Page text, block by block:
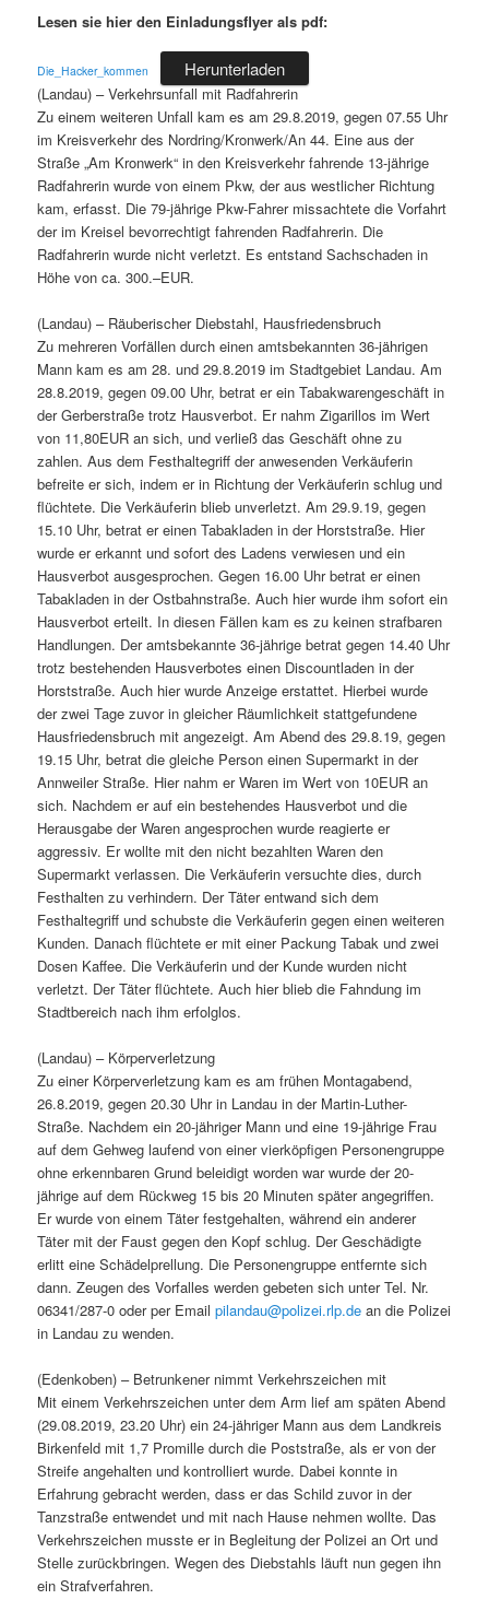
Lesen sie hier den Einladungsflyer als pdf:
Die_Hacker_kommen Herunterladen
(Landau) – Verkehrsunfall mit Radfahrerin
Zu einem weiteren Unfall kam es am 29.8.2019, gegen 07.55 Uhr
im Kreisverkehr des Nordring/Kronwerk/An 44. Eine aus der
Straße „Am Kronwerk“ in den Kreisverkehr fahrende 13-jährige
Radfahrerin wurde von einem Pkw, der aus westlicher Richtung
kam, erfasst. Die 79-jährige Pkw-Fahrer missachtete die Vorfahrt
der im Kreisel bevorrechtigt fahrenden Radfahrerin. Die
Radfahrerin wurde nicht verletzt. Es entstand Sachschaden in
Höhe von ca. 300.–EUR.
(Landau) – Räuberischer Diebstahl, Hausfriedensbruch
Zu mehreren Vorfällen durch einen amtsbekannten 36-jährigen
Mann kam es am 28. und 29.8.2019 im Stadtgebiet Landau. Am
28.8.2019, gegen 09.00 Uhr, betrat er ein Tabakwarengeschäft in
der Gerberstraße trotz Hausverbot. Er nahm Zigarillos im Wert
von 11,80EUR an sich, und verließ das Geschäft ohne zu
zahlen. Aus dem Festhaltegriff der anwesenden Verkäuferin
befreite er sich, indem er in Richtung der Verkäuferin schlug und
flüchtete. Die Verkäuferin blieb unverletzt. Am 29.9.19, gegen
15.10 Uhr, betrat er einen Tabakladen in der Horststraße. Hier
wurde er erkannt und sofort des Ladens verwiesen und ein
Hausverbot ausgesprochen. Gegen 16.00 Uhr betrat er einen
Tabakladen in der Ostbahnstraße. Auch hier wurde ihm sofort ein
Hausverbot erteilt. In diesen Fällen kam es zu keinen strafbaren
Handlungen. Der amtsbekannte 36-jährige betrat gegen 14.40 Uhr
trotz bestehenden Hausverbotes einen Discountladen in der
Horststraße. Auch hier wurde Anzeige erstattet. Hierbei wurde
der zwei Tage zuvor in gleicher Räumlichkeit stattgefundene
Hausfriedensbruch mit angezeigt. Am Abend des 29.8.19, gegen
19.15 Uhr, betrat die gleiche Person einen Supermarkt in der
Annweiler Straße. Hier nahm er Waren im Wert von 10EUR an
sich. Nachdem er auf ein bestehendes Hausverbot und die
Herausgabe der Waren angesprochen wurde reagierte er
aggressiv. Er wollte mit den nicht bezahlten Waren den
Supermarkt verlassen. Die Verkäuferin versuchte dies, durch
Festhalten zu verhindern. Der Täter entwand sich dem
Festhaltegriff und schubste die Verkäuferin gegen einen weiteren
Kunden. Danach flüchtete er mit einer Packung Tabak und zwei
Dosen Kaffee. Die Verkäuferin und der Kunde wurden nicht
verletzt. Der Täter flüchtete. Auch hier blieb die Fahndung im
Stadtbereich nach ihm erfolglos.
(Landau) – Körperverletzung
Zu einer Körperverletzung kam es am frühen Montagabend,
26.8.2019, gegen 20.30 Uhr in Landau in der Martin-Luther-
Straße. Nachdem ein 20-jähriger Mann und eine 19-jährige Frau
auf dem Gehweg laufend von einer vierköpfigen Personengruppe
ohne erkennbaren Grund beleidigt worden war wurde der 20-
jährige auf dem Rückweg 15 bis 20 Minuten später angegriffen.
Er wurde von einem Täter festgehalten, während ein anderer
Täter mit der Faust gegen den Kopf schlug. Der Geschädigte
erlitt eine Schädelprellung. Die Personengruppe entfernte sich
dann. Zeugen des Vorfalles werden gebeten sich unter Tel. Nr.
06341/287-0 oder per Emailpilandau@polizei.rlp.de an die Polizei
in Landau zu wenden.
(Edenkoben) – Betrunkener nimmt Verkehrszeichen mit
Mit einem Verkehrszeichen unter dem Arm lief am späten Abend
(29.08.2019, 23.20 Uhr) ein 24-jähriger Mann aus dem Landkreis
Birkenfeld mit 1,7 Promille durch die Poststraße, als er von der
Streife angehalten und kontrolliert wurde. Dabei konnte in
Erfahrung gebracht werden, dass er das Schild zuvor in der
Tanzstraße entwendet und mit nach Hause nehmen wollte. Das
Verkehrszeichen musste er in Begleitung der Polizei an Ort und
Stelle zurückbringen. Wegen des Diebstahls läuft nun gegen ihn
ein Strafverfahren.